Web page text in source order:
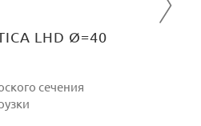
LHD Ø=40
сечения